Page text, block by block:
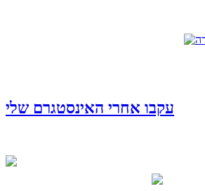
עקבו אחרי האינסטגרם שלי